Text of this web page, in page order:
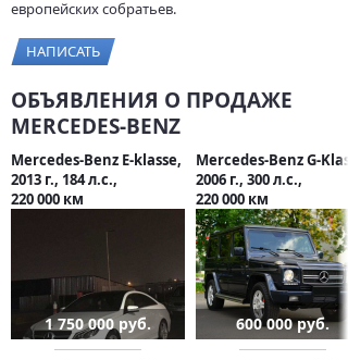
европейских собратьев.
НАПИСАТЬ
ОБЪЯВЛЕНИЯ О ПРОДАЖЕ
MERCEDES-BENZ
Mercedes-Benz E-klasse,
2013 г., 184 л.с.,
220 000 км
1 750 000 руб.
Mercedes-Benz G-
2006 г., 300 л.с.,
220 000 км
600 000 руб.